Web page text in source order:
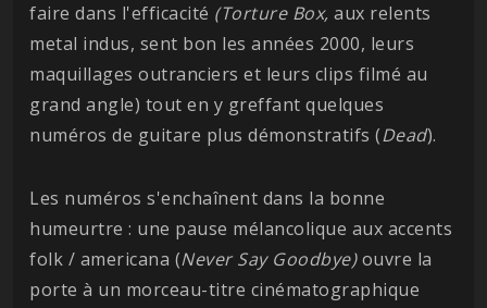
faire dans l'efficacité (Torture Box, aux relents
metal indus, sent bon les années 2000, leurs
maquillages outranciers et leurs clips filmé au
grand angle) tout en y greffant quelques
numéros de guitare plus démonstratifs (Dead).
Les numéros s'enchaînent dans la bonne
humeurtre : une pause mélancolique aux accents
folk / americana (Never Say Goodbye)ouvre la
porte à un morceau-titre cinématographique